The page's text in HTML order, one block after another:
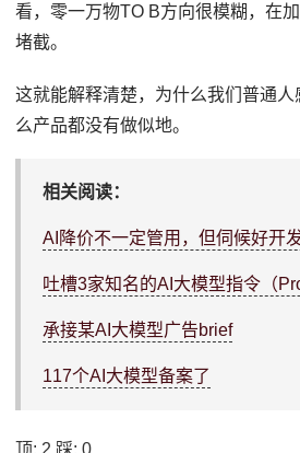
看，零一万物TO B方向很模糊，在
堵截。
这就能解释清楚，为什么我们普通
么产品都没有做似地。
相关阅读：
AI降价不一定管用，但伺候好开
吐槽3家知名的AI大模型指令（
承接某AI大模型广告brief
117个AI大模型备案了
顶: 2 踩:0